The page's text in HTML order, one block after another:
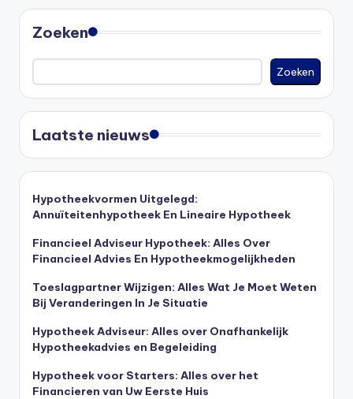
Zoeken
Zoeken
Laatste nieuws
Hypotheekvormen Uitgelegd:
Annuïteitenhypotheek En Lineaire Hypotheek
Financieel Adviseur Hypotheek: Alles Over
Financieel Advies En Hypotheekmogelijkheden
Toeslagpartner Wijzigen: Alles Wat Je Moet Weten
Bij Veranderingen In Je Situatie
Hypotheek Adviseur: Alles over Onafhankelijk
Hypotheekadvies en Begeleiding
Hypotheek voor Starters: Alles over het
Financieren van Uw Eerste Huis